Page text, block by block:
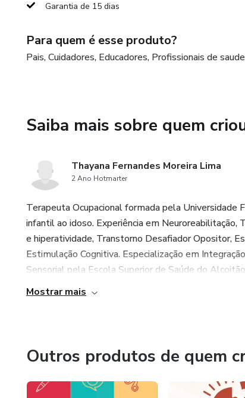
Garantia de 15 dias
Para quem é esse produto?
Pais, Cuidadores, Educadores, Profissionais de saude
Saiba mais sobre quem
Thayana Fernandes Moreira Lima
2 Ano Hotmarter
Terapeuta Ocupacional formada pela Universidade
infantil ao idoso. Experiência em
e hiperatividade, Transtorno Desafiador Opositor,
Estimulação Cognitiva. Especialização em
Sensorial pela Escola Superior de Saúde do
Mostrar mais
Outros produtos de quem